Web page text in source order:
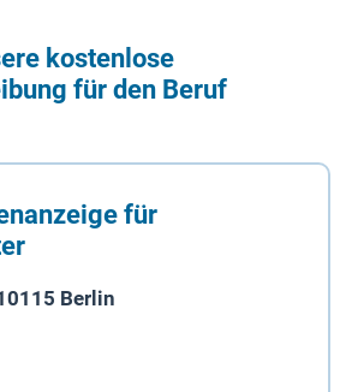
kostenlose
für den Beruf
für
Berlin